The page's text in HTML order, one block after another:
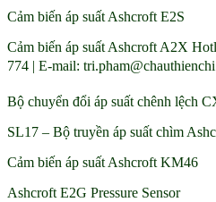
Cảm biến áp suất Ashcroft E2S
Cảm biến áp suất Ashcroft A2X
774 | E-mail:
Bộ chuyển đổi áp suất chênh lệch
SL17 – Bộ truyền áp suất chìm
Cảm biến áp suất Ashcroft KM46
Ashcroft E2G Pressure Sensor